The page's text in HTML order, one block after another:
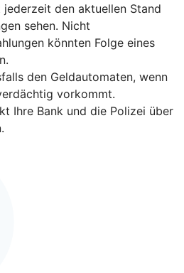
den aktuellen Stand
sehen. Nicht
könnten Folge eines
den Geldautomaten, wenn
vorkommt.
Ihre Bank und die Polizei über